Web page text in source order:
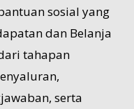
sosial yang
dan Belanja
tahapan
serta